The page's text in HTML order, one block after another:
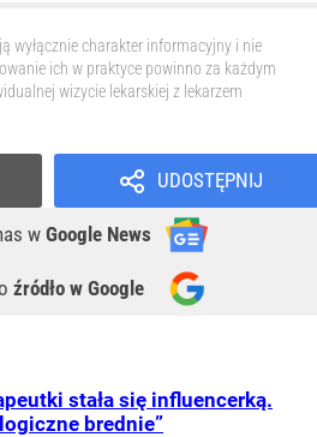
wyłącznie charakter informacyjny i nie
ich w praktyce powinno za każdym
wizycie lekarskiej z lekarzem
UDOSTĘPNIJ
w Google News
źródło w Google
stała się influencerką.
brednie”